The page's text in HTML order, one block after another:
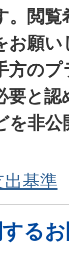
。閲
お願い
方の
要と
を非
出基準
る